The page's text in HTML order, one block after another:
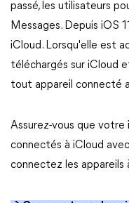
passé, les utilisateurs
Messages. Depuis iOS
iCloud. Lorsqu'elle est
téléchargés sur iCloud
tout appareil connecté
Assurez-vous que
connectés à iCloud
connectez les appareils